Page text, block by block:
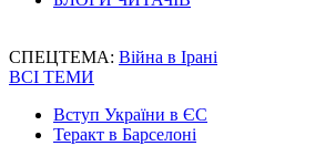
СПЕЦТЕМА: Війна в Ірані
ВСІ ТЕМИ
Вступ України в ЄС
Теракт в Барселоні